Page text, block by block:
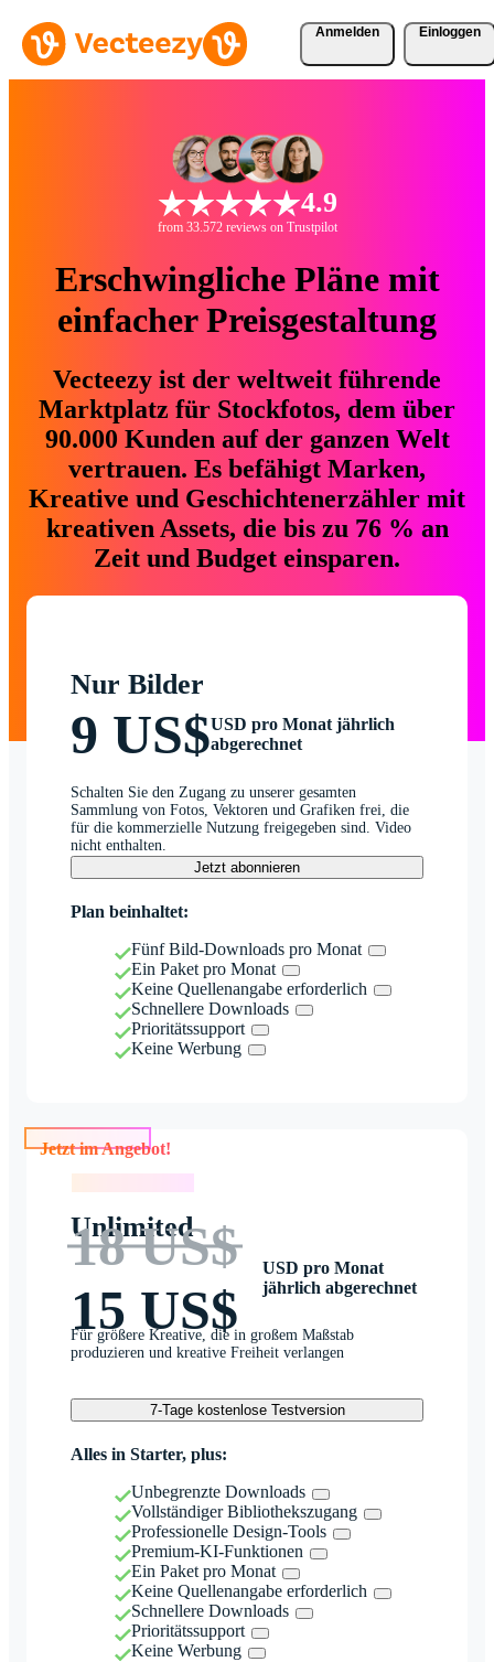
Anmelden Einloggen
4.9
from 33.572 reviews on Trustpilot
Erschwingliche Pläne mit
einfacher Preisgestaltung
Vecteezy ist der weltweit führende
Marktplatz für Stockfotos, dem über
90.000 Kunden auf der ganzen Welt
vertrauen. Es befähigt Marken,
Kreative und Geschichtenerzähler mit
kreativen Assets, die bis zu 76 % an
Zeit und Budget einsparen.
Nur Bilder
9 US$USD pro Monat jährlich
abgerechnet
Schalten Sie den Zugang zu unserer gesamten
Sammlung von Fotos, Vektoren und Grafiken frei, die
für die kommerzielle Nutzung freigegeben sind. Video
nicht enthalten.
Jetzt abonnieren
Plan beinhaltet:
Fünf Bild-Downloads pro Monat
Ein Paket pro Monat
Keine Quellenangabe erforderlich
Schnellere Downloads
Prioritätssupport
Keine Werbung
Jetzt im Angebot!
Unlimited
18 US$
15 US$
USD pro Monat
jährlich abgerechnet
Für größere Kreative, die in großem Maßstab
produzieren und kreative Freiheit verlangen
7-Tage kostenlose Testversion
Alles in Starter, plus:
Unbegrenzte Downloads
Vollständiger Bibliothekszugang
Professionelle Design-Tools
Premium-KI-Funktionen
Ein Paket pro Monat
Keine Quellenangabe erforderlich
Schnellere Downloads
Prioritätssupport
Keine Werbung